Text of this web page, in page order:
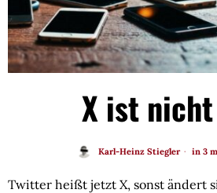
X ist
Karl-Heinz Stiegler in 3
Twitter heißt jetzt X, sonst ändert